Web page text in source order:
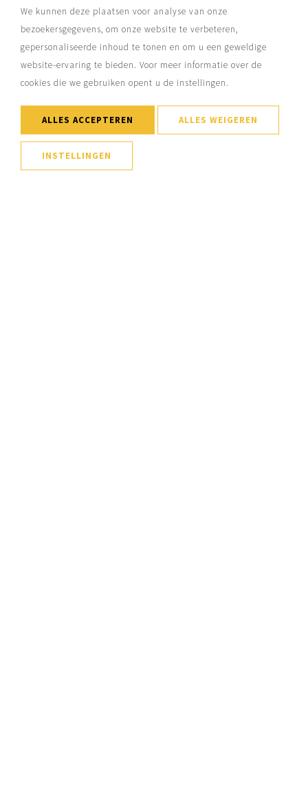
We kunnen deze plaatsen voor analyse van onze
bezoekersgegevens, om onze website te verbeteren,
gepersonaliseerde inhoud te tonen en om u een geweldige
website-ervaring te bieden. Voor meer informatie over de
cookies die we gebruiken opent u de instellingen.
ALLES ACCEPTEREN ALLES WEIGEREN
INSTELLINGEN